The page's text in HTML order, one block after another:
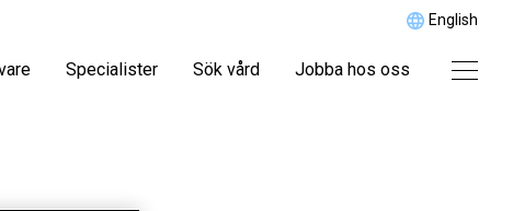
English
Specialister Sök vård Jobba hos oss